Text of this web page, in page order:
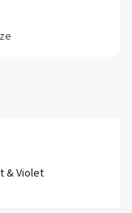
& Violet